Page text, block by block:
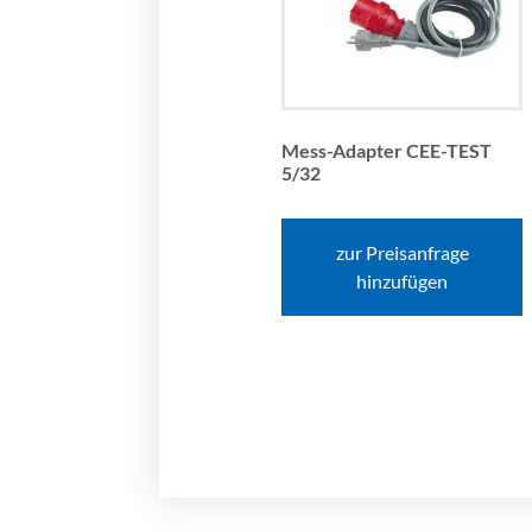
Mess-Adapter CEE-TEST
5/32
zur Preisanfrage
hinzufügen